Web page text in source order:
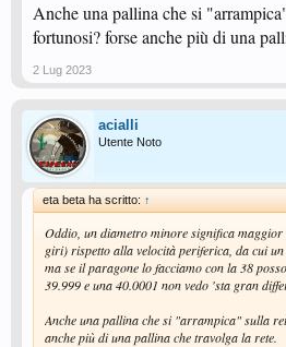
Anche una pallina che si
fortunosi? forse anche più di una
2 Lug 2023
acialli
Utente Noto
eta beta ha scritto: ↑
Oddio, un diametro minore significa
giri) rispetto alla velocità periferica, da cui
ma se il paragone lo facciamo con la 38
39.999 e una 40.0001 non vedo 'sta gran
Anche una pallina che si "arrampica" sulla
anche più di una pallina che travolga la rete.